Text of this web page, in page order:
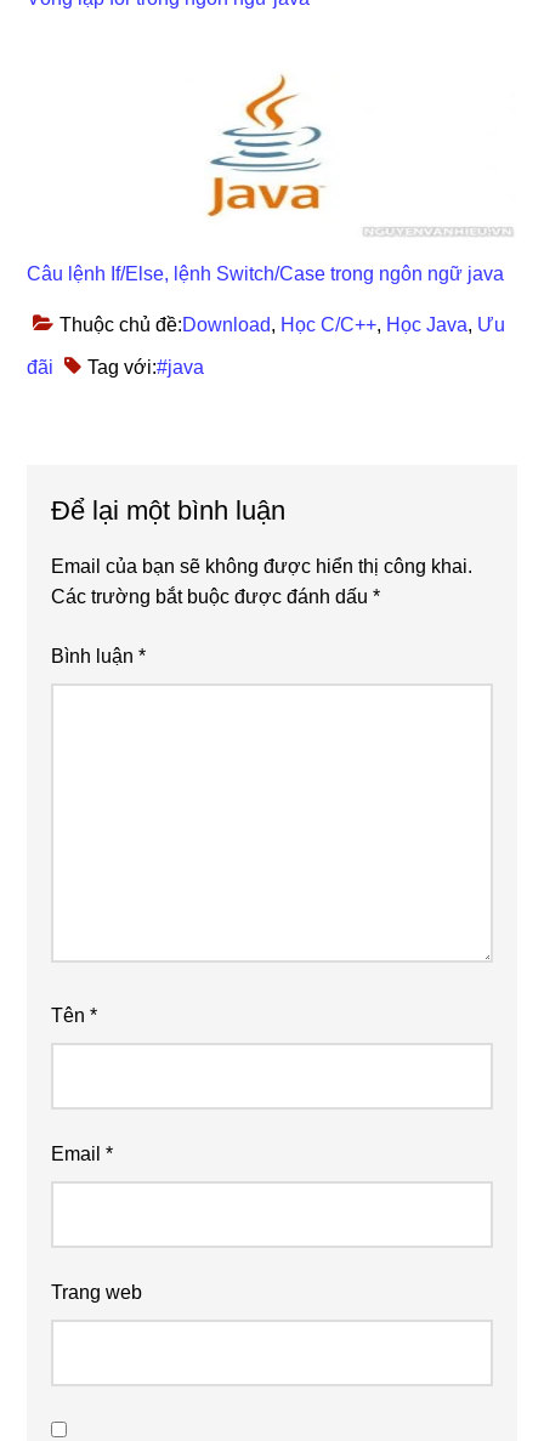
Câu lệnh If/Else, lệnh Switch/Case trong ngôn ngữ java
Thuộc chủ đề:Download, Học C/C++, Học Java, Ưu
đãi Tag với:#java
Interactions
Để lại một bình luận
Email của bạn sẽ không được hiển thị công khai.
Các trường bắt buộc được đánh dấu*
Bình luận*
Tên*
Email*
Trang web